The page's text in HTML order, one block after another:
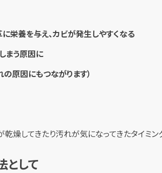
栄養を与え、カビが発生しやすくなる
まう原因に
原因にもつながります）
乾燥してきたり汚れが気になってきたタイミ
として